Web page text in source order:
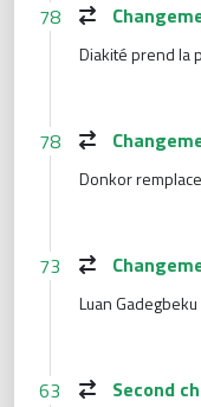
78
Diakité prend la
78
Donkor
73
Luan
63 Second